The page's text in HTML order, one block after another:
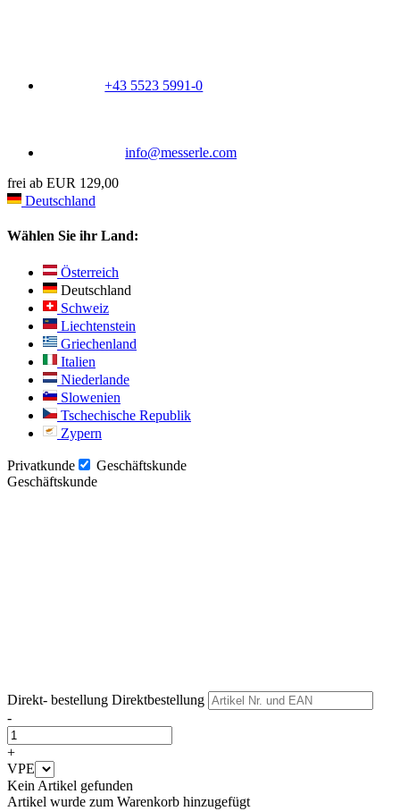
+43 5523 5991-0
info@messerle.com
frei ab EUR 129,00
Deutschland
Wählen Sie ihr Land:
Österreich
Deutschland
Schweiz
Liechtenstein
Griechenland
Italien
Niederlande
Slowenien
Tschechische Republik
Zypern
Privatkunde
Geschäftskunde
Geschäftskunde
Direkt- bestellung Direktbestellung
-
+
VPE
Kein Artikel gefunden
Artikel wurde zum Warenkorb hinzugefügt